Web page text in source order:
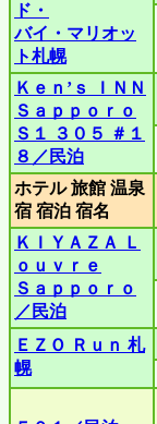
ド・
バイ・マリオッ
ト札幌
Ｋｅｎ’ｓ ＩＮＮ
Ｓａｐｐｏｒｏ
Ｓ１ ３０５ ＃１
８／民泊
ホテル 旅館 温泉
宿 宿泊 宿名
ＫＩＹＡＺＡ Ｌ
ｏｕｖｒｅ
Ｓａｐｐｏｒｏ
／民泊
ＥＺＯ Ｒｕｎ 札
幌